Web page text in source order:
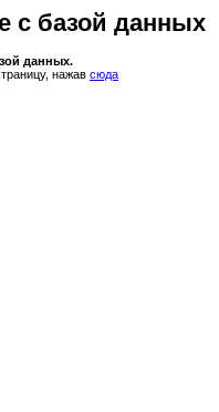
с базой данных
данных.
нажав сюда